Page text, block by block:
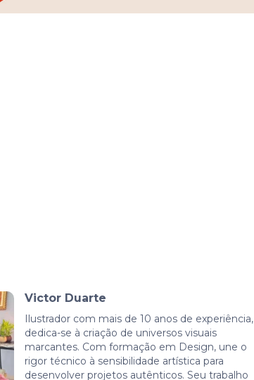
Victor Duarte
Ilustrador com mais de 10 anos de experiência,
dedica-se à criação de universos visuais
marcantes. Com formação em Design, une o
rigor técnico à sensibilidade artística para
desenvolver projetos autênticos. Seu trabalho